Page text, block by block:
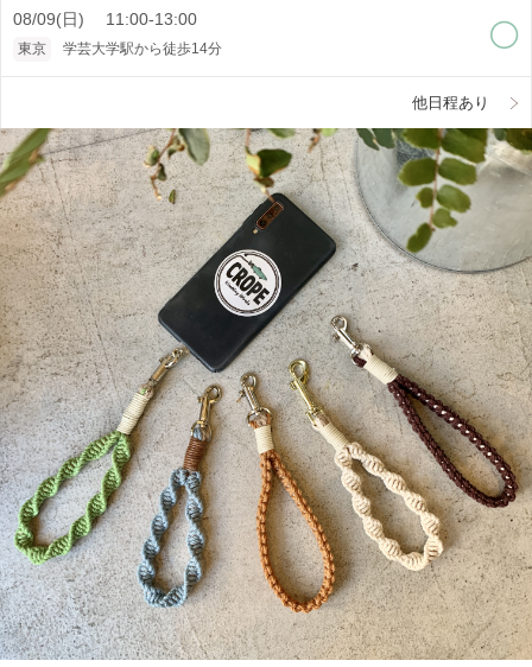
08/09(日) 11:00-13:00
東京 学芸大学駅から徒歩14分
他日程あり